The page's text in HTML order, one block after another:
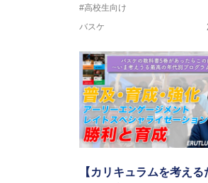
#高校生向け
バスケ
【カリキュラムを考え